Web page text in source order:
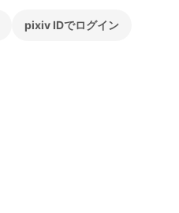
pixiv IDでログイン